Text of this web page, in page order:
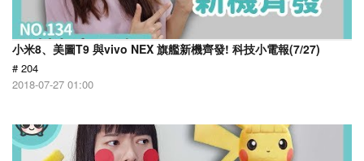
小米8、美圖T9 與vivo NEX 旗艦新機齊發! 科技小電報(7/27)
# 204
2018-07-27 01:00